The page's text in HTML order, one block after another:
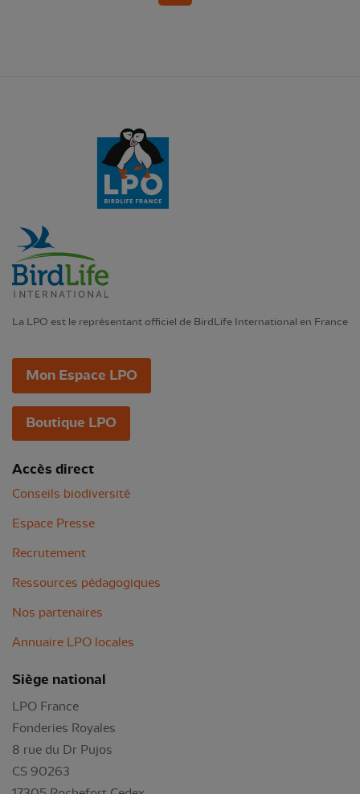
La LPO est le représentant officiel de BirdLife International en France
Mon Espace LPO
Boutique LPO
Accès direct
Conseils biodiversité
Espace Presse
Recrutement
Ressources pédagogiques
Nos partenaires
Annuaire LPO locales
Siège national
LPO France
Fonderies Royales
8 rue du Dr Pujos
CS 90263